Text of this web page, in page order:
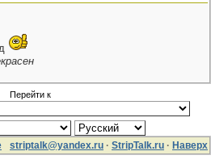
Перейти к
striptalk@yandex.ru · StripTalk.ru · Наверх